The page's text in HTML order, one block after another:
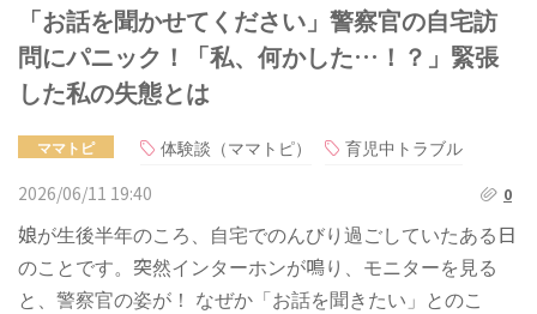
「お話を聞かせてください」警察官の自宅訪
問にパニック！「私、何かした…！？」緊張
した私の失態とは
ママトピ 体験談（ママトピ）
育児中トラブル
2026/06/11 19:40
0
娘が生後半年のころ、自宅でのんびり過ごしていたある日
のことです。突然インターホンが鳴り、モニターを見る
と、警察官の姿が！ なぜか「お話を聞きたい」とのこ